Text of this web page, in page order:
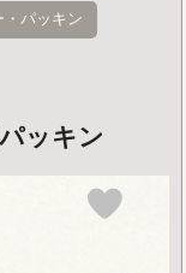
パッキン
ッキン